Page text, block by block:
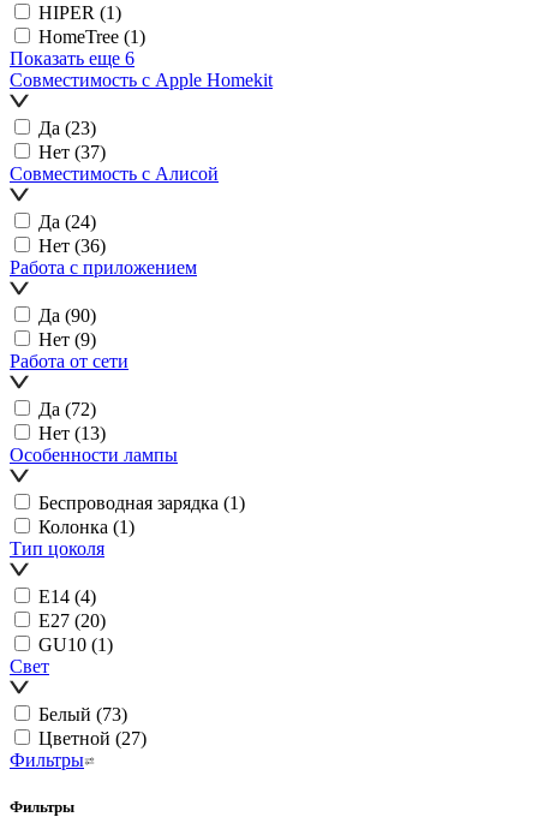
HIPER (1)
HomeTree (1)
Показать еще 6
Совместимость с Apple Homekit
Да (23)
Нет (37)
Совместимость с Алисой
Да (24)
Нет (36)
Работа с приложением
Да (90)
Нет (9)
Работа от сети
Да (72)
Нет (13)
Особенности лампы
Беспроводная зарядка (1)
Колонка (1)
Тип цоколя
E14 (4)
E27 (20)
GU10 (1)
Свет
Белый (73)
Цветной (27)
Фильтры
Фильтры